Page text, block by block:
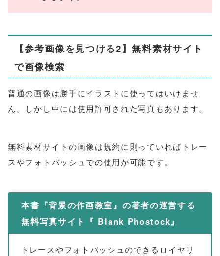
【参考画像を見つける2】無料素材サイト
で画像検索
普通の画像は勝手にイラストに使ってはいけませ
ん。しかし中には使用許可された写真もあります。
無料素材サイトの画像は規約に則っていればトレー
スやフォトバッシュでの使用が可能です。
本書『背景の作画教室』の著者の運営する
無料写真サイト『 Blank Phostock』
トレースやフォトバッシュのできるロイヤリ